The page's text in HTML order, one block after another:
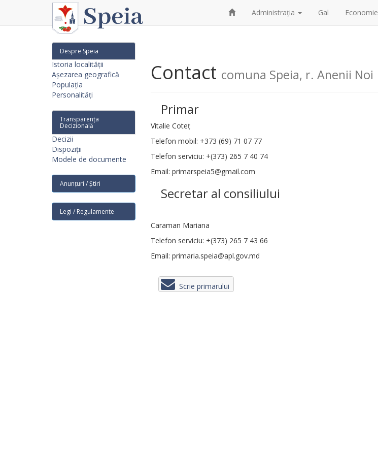
Administrația Gal Economie
Despre Speia
Istoria localității
Așezarea geografică
Populația
Personalități
Transparența
Decizională
Decizii
Dispoziții
Modele de documente
Anunțuri / Știri
Legi / Regulamente
Contact comuna Speia, r. Anenii Noi
Primar
Vitalie Coteț
Telefon mobil: +373 (69) 71 07 77
Telefon serviciu: +(373) 265 7 40 74
Email: primarspeia5@gmail.com
Secretar al consiliului
Caraman Mariana
Telefon serviciu: +(373) 265 7 43 66
Email: primaria.speia@apl.gov.md
Scrie primarului